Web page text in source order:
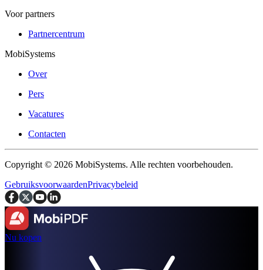
Voor partners
Partnercentrum
MobiSystems
Over
Pers
Vacatures
Contacten
Copyright © 2026 MobiSystems. Alle rechten voorbehouden.
GebruiksvoorwaardenPrivacybeleid
Nu kopen